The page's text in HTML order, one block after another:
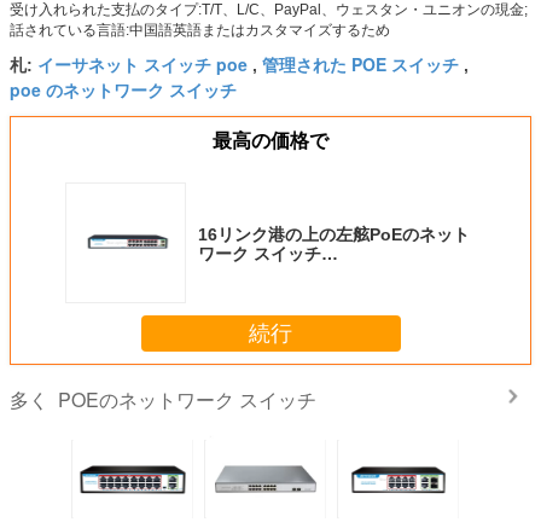
受け入れられた支払のタイプ:T/T、L/C、PayPal、ウェスタン・ユニオンの現金;
話されている言語:中国語英語またはカスタマイズするため
札: イーサネット スイッチ poe , 管理された POE スイッチ ,
poe のネットワーク スイッチ
最高の価格で
16リンク港の上の左舷PoEのネット
ワーク スイッチ
続行
多く POEのネットワーク スイッチ